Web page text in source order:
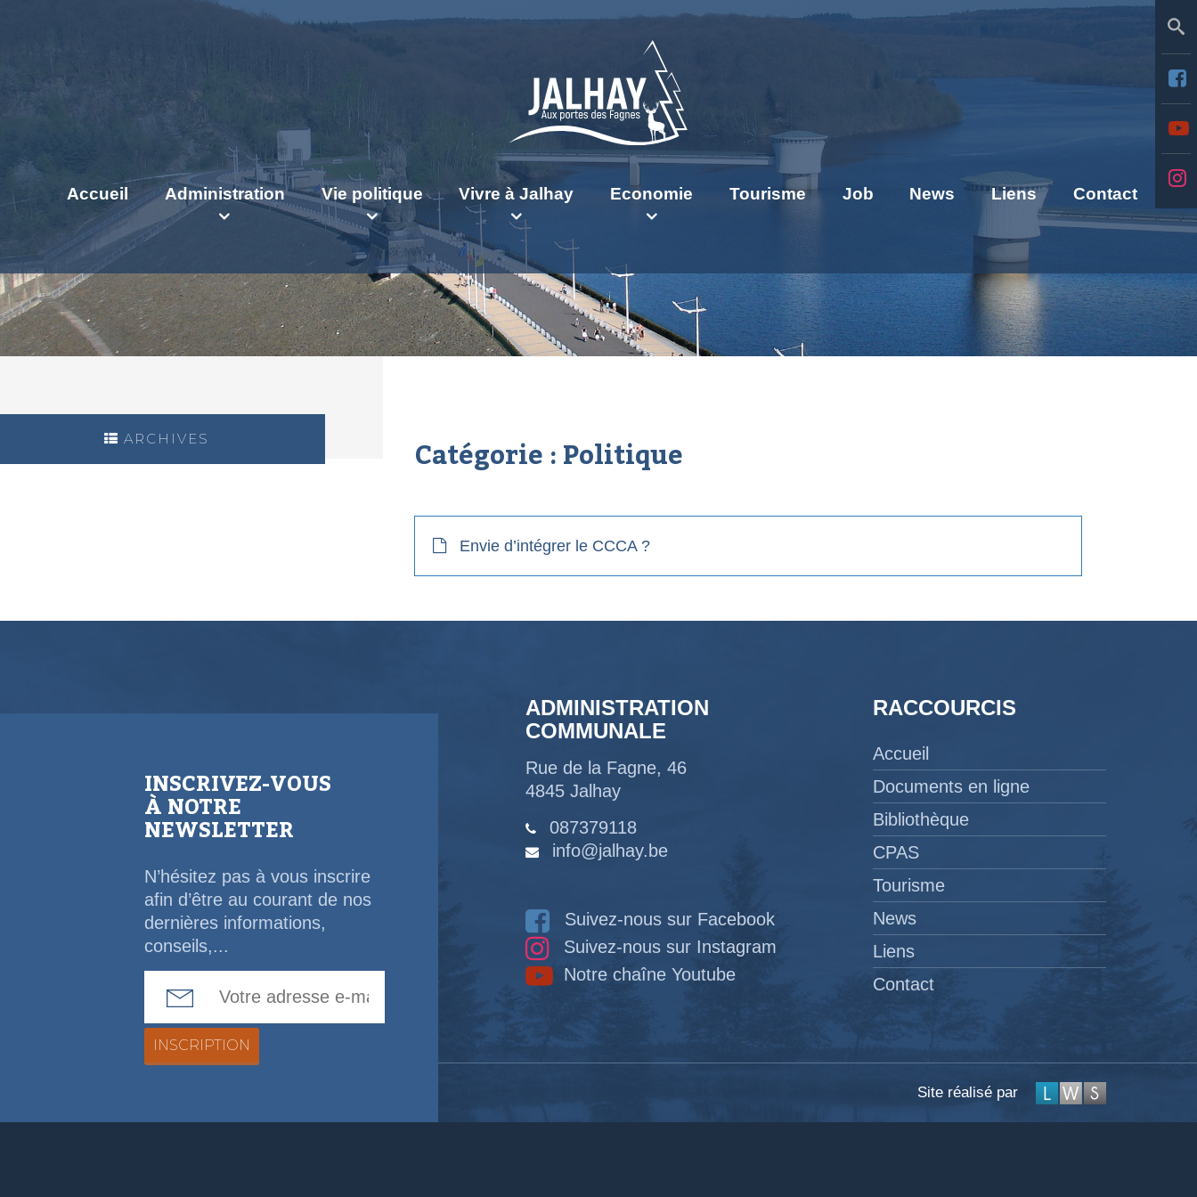
Accueil Administration Vie politique Vivre à Jalhay Economie Tourisme Job News Liens Contact
ARCHIVES Catégorie :Politique
Envie d’intégrer le CCCA ?
INSCRIVEZ-VOUS
À NOTRE
NEWSLETTER
N’hésitez pas à vous inscrire
afin d’être au courant de nos
dernières informations,
conseils,...
ADMINISTRATION
COMMUNALE
Rue de la Fagne, 46
4845 Jalhay
087379118
info@jalhay.be
Suivez-nous sur Facebook
Suivez-nous sur Instagram
Notre chaîne Youtube
RACCOURCIS
Accueil
Documents en ligne
Bibliothèque
CPAS
Tourisme
News
Liens
Contact
Site réalisé par